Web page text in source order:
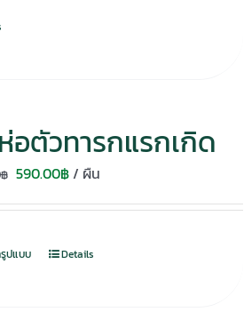
อตัวทารกแรกเกิด
฿ Original
750.00฿.
590.00฿Current
590.00฿.
/ ผืน
ปแบบ Details